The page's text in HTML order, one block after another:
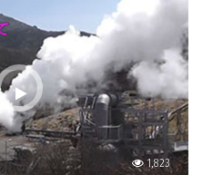
1,823